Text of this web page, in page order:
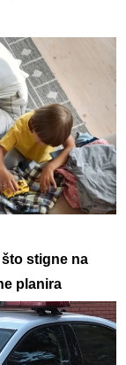
stigne na
planira